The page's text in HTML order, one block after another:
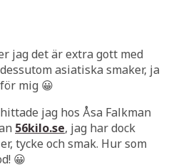
jag det är extra gott med
asiatiska smaker, ja
mig 😀
jag hos Åsa Falkman
56kilo.se, jag har dock
tycke och smak. Hur som
😀